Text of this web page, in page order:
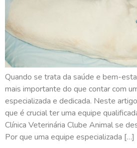
Quando se trata da saúde e bem-
mais importante do que contar com
especializada e dedicada. Neste
que é crucial ter uma equipe
Clínica Veterinária Clube Animal se
Por que uma equipe especializada […]